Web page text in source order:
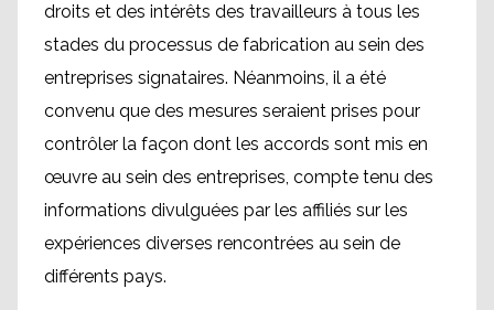
droits et des intérêts des travailleurs à tous les
stades du processus de fabrication au sein des
entreprises signataires. Néanmoins, il a été
convenu que des mesures seraient prises pour
contrôler la façon dont les accords sont mis en
œuvre au sein des entreprises, compte tenu des
informations divulguées par les affiliés sur les
expériences diverses rencontrées au sein de
différents pays.